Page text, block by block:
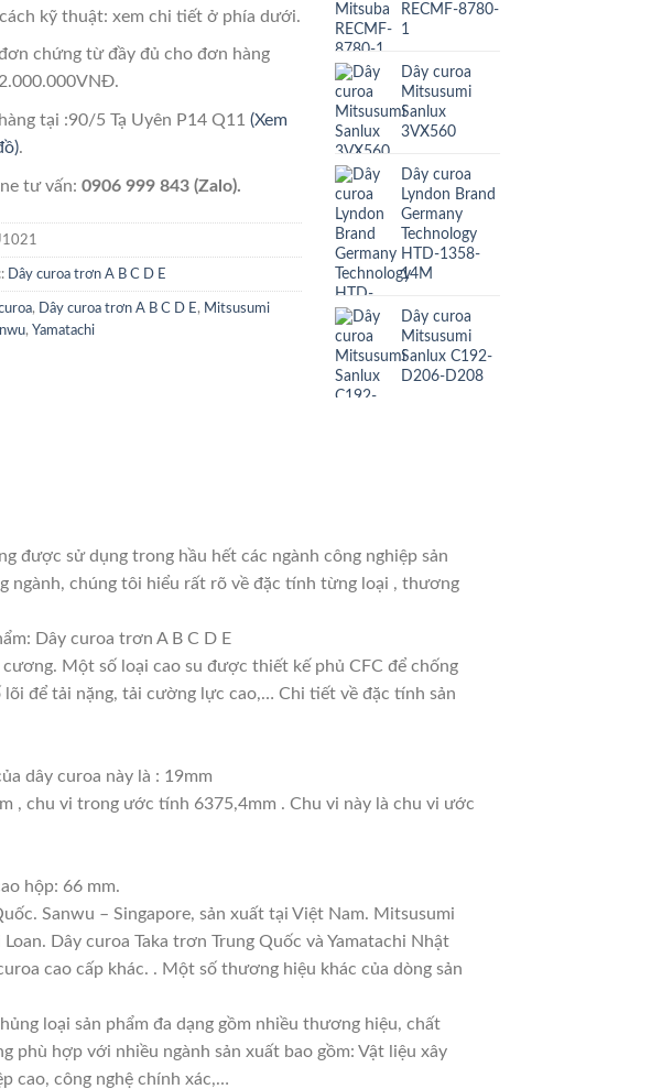
kỹ thuật: xem chi tiết ở phía dưới.
chứng từ đầy đủ cho đơn hàng
tại :90/5 Tạ Uyên P14 Q11 (Xem
.
tư vấn: 0906 999 843 (Zalo).
Dây curoa trơn A B C D E
, Dây curoa trơn A B C D E , Mitsusumi
, Yamatachi
RECMF-8780-
1
Dây curoa
Mitsusumi
Sanlux
3VX560
Dây curoa
Lyndon Brand
Germany
Technology
HTD-1358-
14M
Dây curoa
Mitsusumi
Sanlux C192-
D206-D208
được sử dụng trong hầu hết các ngành công nghiệp sản
chúng tôi hiểu rất rõ về đặc tính từng loại , thương
Dây curoa trơn A B C D E
Một số loại cao su được thiết kế phủ CFC để chống
để tải nặng, tải cường lực cao,… Chi tiết về đặc tính sản
dây curoa này là : 19mm
, chu vi trong ước tính 6375,4mm . Chu vi này là chu vi ước
hộp: 66 mm.
Sanwu – Singapore, sản xuất tại Việt Nam. Mitsusumi
Dây curoa Taka trơn Trung Quốc và Yamatachi Nhật
cao cấp khác. . Một số thương hiệu khác của dòng sản
loại sản phẩm đa dạng gồm nhiều thương hiệu, chất
phù hợp với nhiều ngành sản xuất bao gồm: Vật liệu xây
cao, công nghệ chính xác,…